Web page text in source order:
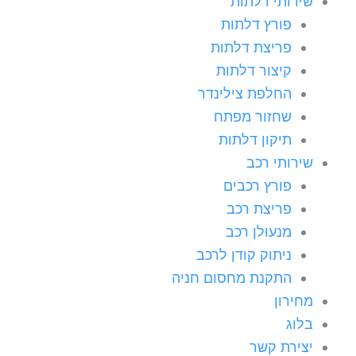
פורץ דלתות
פריצת דלתות
קיצור דלתות
החלפת צילינדר
שחזור מפתח
תיקון דלתות
שירותי רכב
פורץ רכבים
פריצת רכב
מנעולן רכב
ניתוק קודן לרכב
התקנת מחסום חניה
מחירון
בלוג
יצירת קשר